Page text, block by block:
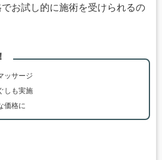
お試し的に施術を受けられるの
ッサージ
しも実施
価格に